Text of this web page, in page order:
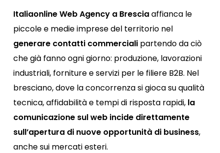
Italiaonline Web Agency a Bresciaaffianca le
piccole e medie imprese del territorio nel
generare contatti commerciali partendo da ciò
che già fanno ogni giorno: produzione, lavorazioni
industriali, forniture e servizi per le filiere B2B. Nel
bresciano, dove la concorrenza si gioca su qualità
tecnica, affidabilità e tempi di risposta rapidi, la
comunicazione sul web incide direttamente
sull’apertura di nuove opportunità di business,
anche sui mercati esteri.